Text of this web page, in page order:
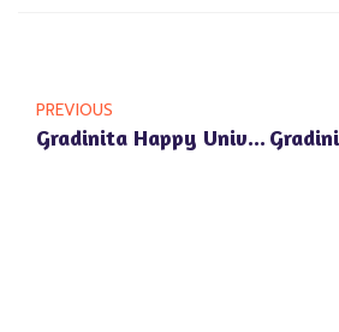
PREVIOUS
Gradinita Happy Univers Aproape De Pipera Plaza – Confort Si Educatie De Calitate